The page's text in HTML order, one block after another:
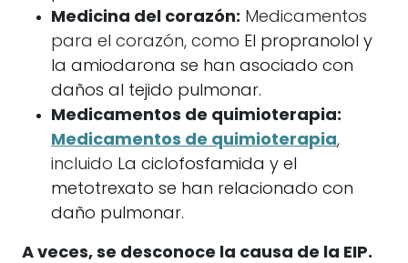
Medicina del corazón: Medicamentos
para el corazón, como El propranolol y
la amiodarona se han asociado con
daños al tejido pulmonar.
Medicamentos de quimioterapia:
Medicamentos de quimioterapia,
incluido La ciclofosfamida y el
metotrexato se han relacionado con
daño pulmonar.
A veces, se desconoce la causa de la EIP.